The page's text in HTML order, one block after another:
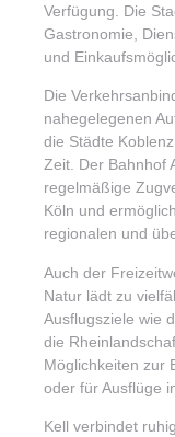
Verfügung. Die
Gastronomie,
und
Die
nahegelegenen
die Städte
Zeit. Der Bahnhof
regelmäßige
Köln und
regionalen und
Auch der
Natur lädt zu
Ausflugsziele wie
die
Möglichkeiten zur
oder für Ausflüge
Kell verbindet